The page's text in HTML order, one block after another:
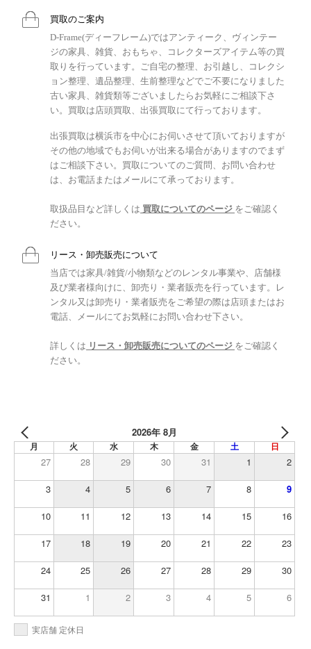
買取のご案内
D-Frame(ディーフレーム)ではアンティーク、ヴィンテー
ジの家具、雑貨、おもちゃ、コレクターズアイテム等の買
取りを行っています。ご自宅の整理、お引越し、コレクシ
ョン整理、遺品整理、生前整理などでご不要になりました
古い家具、雑貨類等ございましたらお気軽にご相談下さ
い。買取は店頭買取、出張買取にて行っております。
出張買取は横浜市を中心にお伺いさせて頂いておりますが
その他の地域でもお伺いが出来る場合がありますのでまず
はご相談下さい。買取についてのご質問、お問い合わせ
は、お電話またはメールにて承っております。
取扱品目など詳しくは 買取についてのページ をご確認く
ださい。
リース・卸売販売について
当店では家具/雑貨/小物類などのレンタル事業や、店舗様
及び業者様向けに、卸売り・業者販売を行っています。レ
ンタル又は卸売り・業者販売をご希望の際は店頭またはお
電話、メールにてお気軽にお問い合わせ下さい。
詳しくは リース・卸売販売についてのページ をご確認く
ださい。
2026年 8月
月 火 水 木 金 土 日
27 28 29 30 31 1 2
3 4 5 6 7 8 9
10 11 12 13 14 15 16
17 18 19 20 21 22 23
24 25 26 27 28 29 30
31 1 2 3 4 5 6
実店舗 定休日